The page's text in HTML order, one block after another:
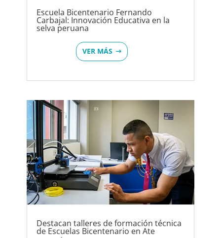
Escuela Bicentenario Fernando
Carbajal: Innovación Educativa en la
selva peruana
VER MÁS
Destacan talleres de formación técnica
de Escuelas Bicentenario en Ate